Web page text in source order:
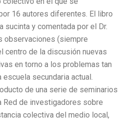
16 autores diferentes. El libro
sucinta y comentada por el Dr.
observaciones (siempre
centro de la discusión nuevas
en torno a los problemas tan
secundaria actual.
de una serie de seminarios
Red de investigadores sobre
colectiva del medio local,